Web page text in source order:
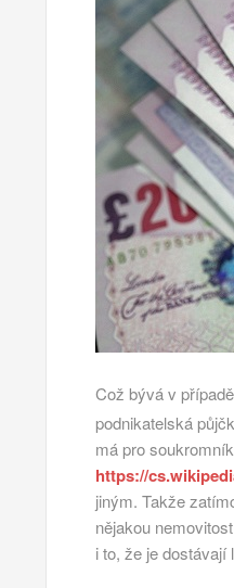
Což bývá v
podnikatelská
má pro
https://
jiným. Takže
nějakou
i to, že je